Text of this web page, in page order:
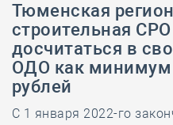
Тюменская
строительная
досчитаться в
ОДО как
рублей
С 1 января 2022-го